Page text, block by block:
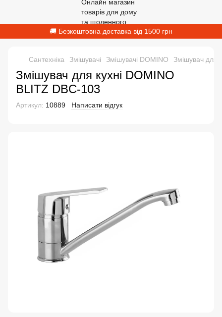
🚚 Безкоштовна доставка від 1500 грн
Сантехніка Змішувачі Змішувачі DOMINO Змішувач для
Змішувач для кухні DOMINO
BLITZ DBC-103
Артикул: 10889 Написати відгук